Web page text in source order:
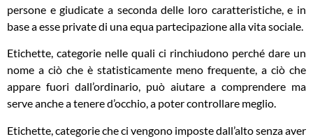
persone e giudicate a seconda delle loro caratteristiche, e in
base a esse private di una equa partecipazione alla vita sociale.
Etichette, categorie nelle quali ci rinchiudono perché dare un
nome a ciò che è statisticamente meno frequente, a ciò che
appare fuori dall’ordinario, può aiutare a comprendere ma
serve anche a tenere d’occhio, a poter controllare meglio.
Etichette, categorie che ci vengono imposte dall’alto senza aver